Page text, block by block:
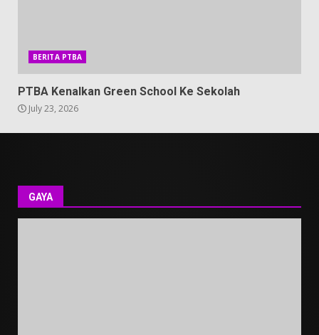
BERITA PTBA
PTBA Kenalkan Green School Ke Sekolah
July 23, 2026
GAYA